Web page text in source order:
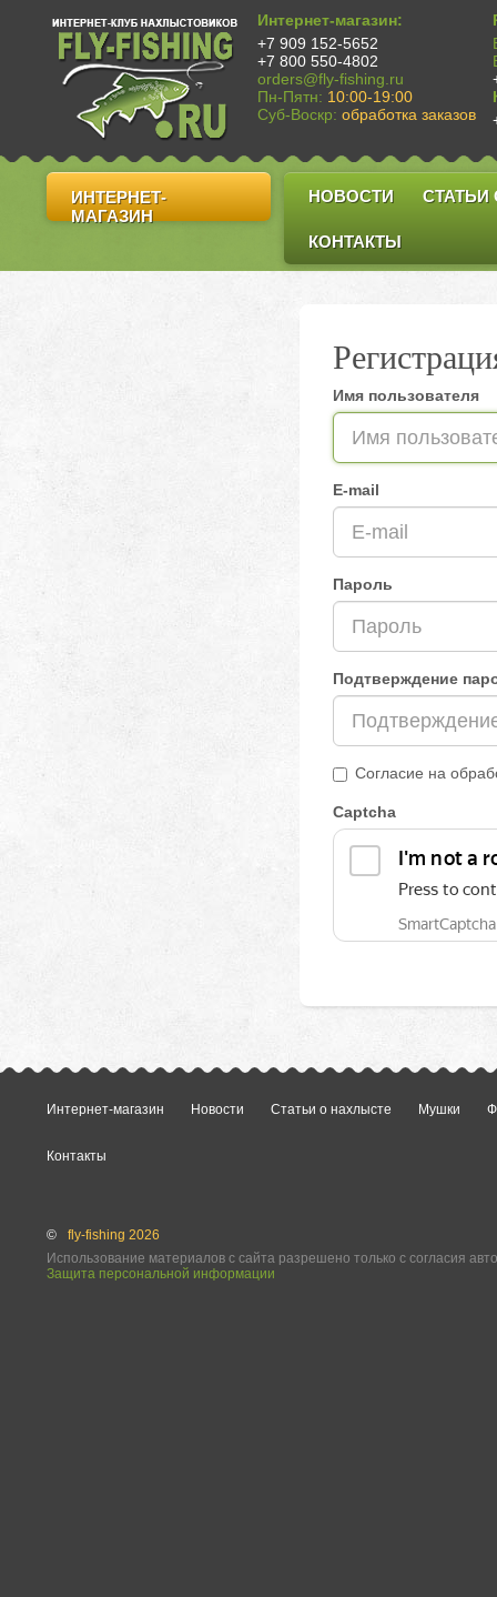
Интернет-магазин:
+7 909 152-5652
+7 800 550-4802
orders@fly-fishing.ru
Пн-Пятн: 10:00-19:00
Суб-Воскр: обработка заказов
ИНТЕРНЕТ-
МАГАЗИН
НОВОСТИ СТАТЬИ
КОНТАКТЫ
Имя пользователя
E-mail
Пароль
Подтверждение
Согласие на
Captcha
Интернет-магазин Новости Статьи о нахлысте Мушки
Контакты
©
fly-fishing 2026
Использование материалов с сайта разрешено только с согласия
Защита персональной информации